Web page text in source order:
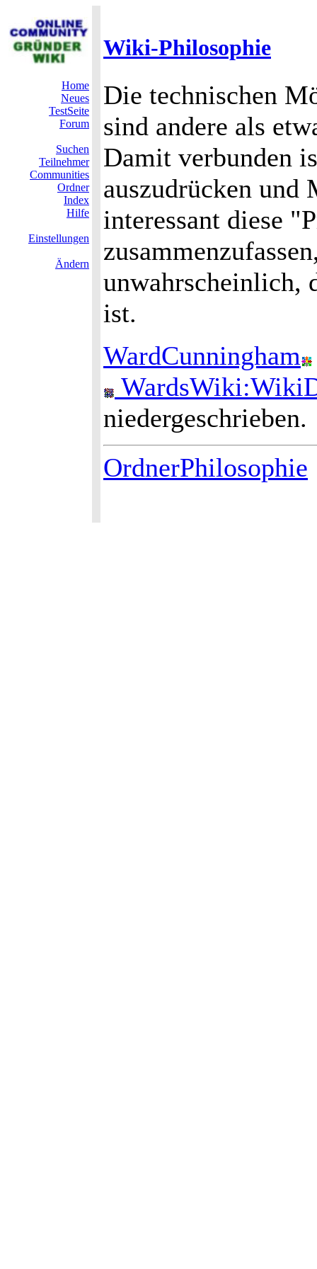
Wiki-Philosophie
Home
Neues
TestSeite
Forum
Suchen
Teilnehmer
Communities
Ordner
Index
Hilfe
Einstellungen
Ändern
Die technischen
sind andere als
Damit verbunden
auszudrücken und
interessant diese
unwahrscheinlich,
ist.
WardCunningham
niedergeschrieben.
OrdnerPhilosophie